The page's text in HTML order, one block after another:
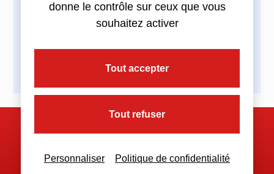
Partagez cette actualité :
donne le contrôle sur ceux que vous
souhaitez activer
Tout accepter
Tout refuser
Personnaliser Politique de confidentialité